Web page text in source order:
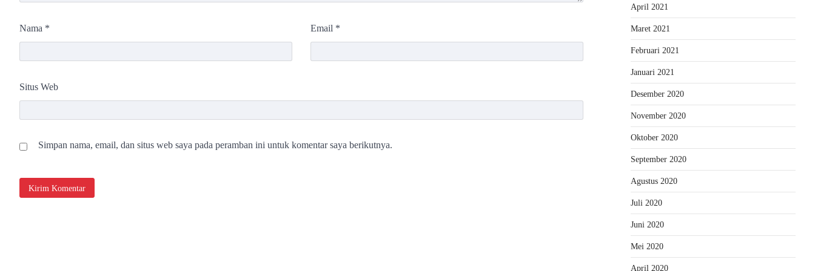
Nama * Email *
Situs Web
Simpan nama, email, dan situs web saya pada peramban ini untuk komentar saya berikutnya.
April 2021
Maret 2021
Februari 2021
Januari 2021
Desember 2020
November 2020
Oktober 2020
September 2020
Agustus 2020
Juli 2020
Juni 2020
Mei 2020
April 2020